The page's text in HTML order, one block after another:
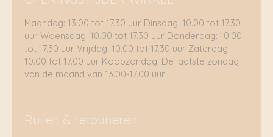
Maandag: 13.00 tot 17.30 uur Dinsdag: 10.00 tot 17.30
uur Woensdag: 10.00 tot 17.30 uur Donderdag: 10.00
tot 17.30 uur Vrijdag: 10.00 tot 17.30 uur Zaterdag:
10.00 tot 17.00 uur Koopzondag: De laatste zondag
van de maand van 13.00-17.00 uur
Ruilen & retouneren